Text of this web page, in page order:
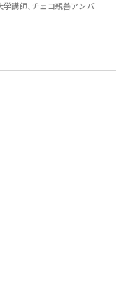
講師、チェコ親善アンバ